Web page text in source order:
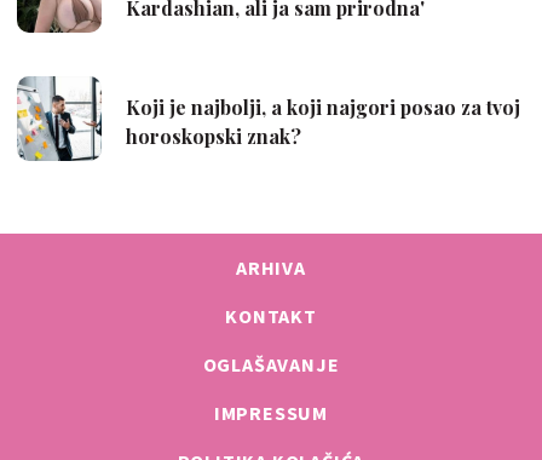
ARHIVA
KONTAKT
OGLAŠAVANJE
IMPRESSUM